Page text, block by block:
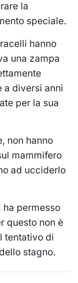
la
speciale.
hanno
una zampa
a diversi anni
per la sua
non hanno
mammifero
ad ucciderlo
ha permesso
questo non è
tentativo di
stagno.